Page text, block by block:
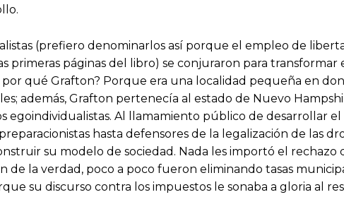
(prefiero denominarlos así porque el empleo de
primeras páginas del libro) se conjuraron para
por qué Grafton? Porque era una localidad pequeña en
además, Grafton pertenecía al estado de Nuevo
egoindividualistas. Al llamamiento público de desarrollar
hasta defensores de la legalización de las
su modelo de sociedad. Nada les importó el rechazo
de la verdad, poco a poco fueron eliminando tasas
su discurso contra los impuestos le sonaba a gloria al